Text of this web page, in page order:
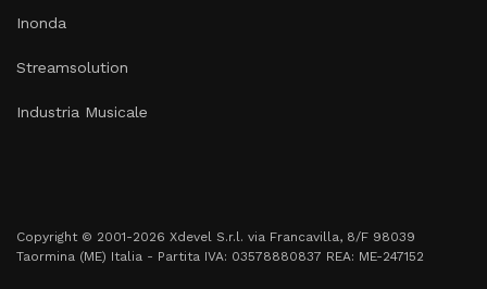
Inonda
Streamsolution
Industria Musicale
Copyright © 2001-2026 Xdevel S.r.l. via Francavilla, 8/F 98039
Taormina (ME) Italia - Partita IVA: 03578880837 REA: ME-247152